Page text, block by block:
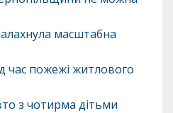
масштабна
час пожежі житлового
з чотирма дітьми